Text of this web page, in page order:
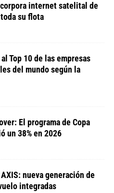
internet satelital de
su flota
Top 10 de las empresas
del mundo según la
El programa de Copa
un 38% en 2026
nueva generación de
integradas